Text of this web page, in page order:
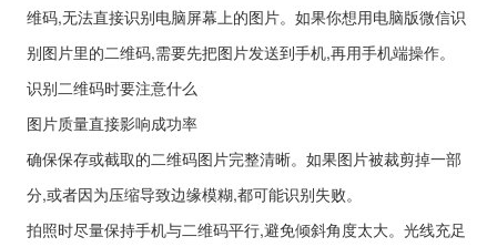
维码,无法直接识别电脑屏幕上的图片。如果你想用电脑版微信识
别图片里的二维码,需要先把图片发送到手机,再用手机端操作。
识别二维码时要注意什么
图片质量直接影响成功率
确保保存或截取的二维码图片完整清晰。如果图片被裁剪掉一部
分,或者因为压缩导致边缘模糊,都可能识别失败。
拍照时尽量保持手机与二维码平行,避免倾斜角度太大。光线充足